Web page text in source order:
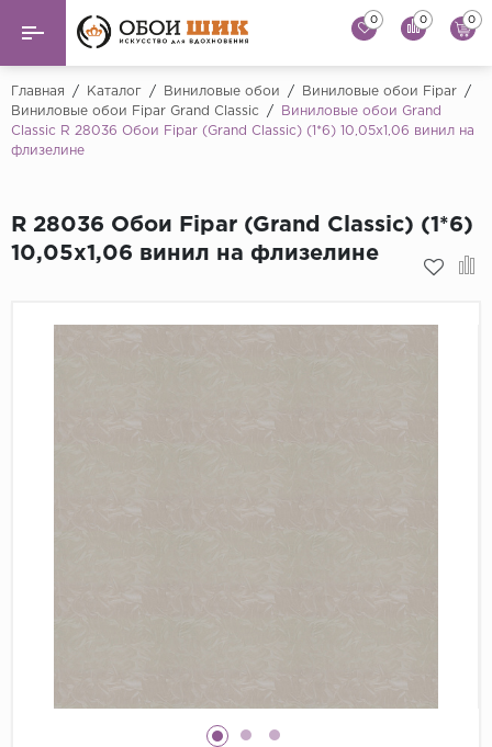
Назад
Виниловые обои
Назад
...
Artsimple
AS Creation
Флоковые обои
0 0 0
Главная / Каталог / Виниловые обои / Виниловые обои Fipar
/
Виниловые обои Fipar Grand Classic
/
Виниловые обои Grand
Classic R 28036 Обои Fipar (Grand Classic) (1*6) 10,05х1,06 винил на
флизелине
R 28036 Обои Fipar (Grand Classic) (1*6)
10,05х1,06 винил на флизелине